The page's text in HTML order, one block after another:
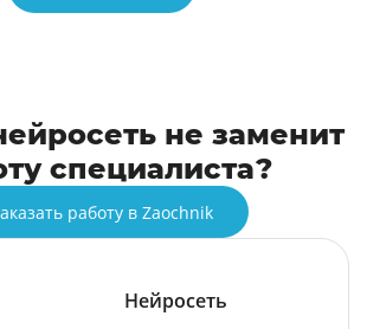
не заменит
специалиста?
работу в Zaochnik
Нейросеть